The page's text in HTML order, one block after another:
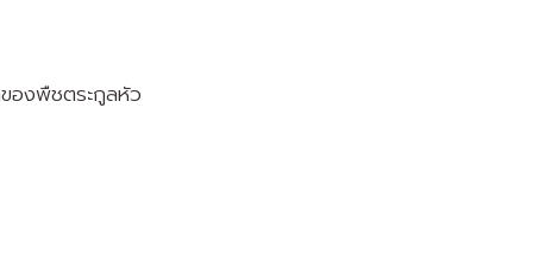
องพืชตระกูลหัว